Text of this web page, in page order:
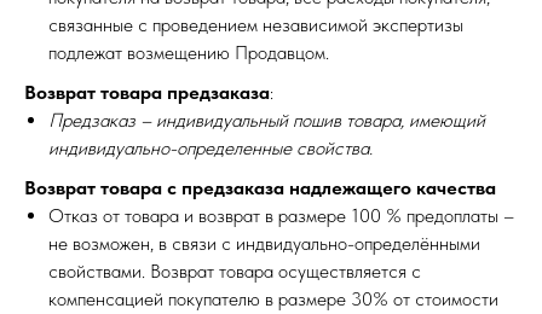
связанные с проведением независимой экспертизы
подлежат возмещению Продавцом.
Возврат товара предзаказа:
Предзаказ – индивидуальный пошив товара, имеющий
индивидуально-определенные свойства.
Возврат товара с предзаказа надлежащего качества
Отказ от товара и возврат в размере 100 % предоплаты –
не возможен, в связи с индвидуально-определёнными
свойствами. Возврат товара осуществляется с
компенсацией покупателю в размере 30% от стоимости